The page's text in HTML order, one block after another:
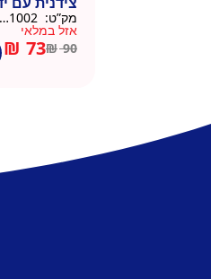
צידנית עם
– 50 יח 26/26
שחור
מק”ט:
אזל במלאי
₪90
₪ 73